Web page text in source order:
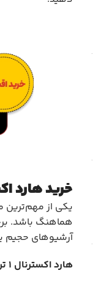
خرید هارد
یکی از مهم‌ترین
هماهنگ باشد.
آرشیوهای حجیم
هارد اکسترنال ۱